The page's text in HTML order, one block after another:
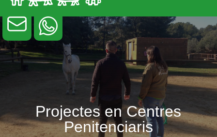
Projectes en Centres
Penitenciaris